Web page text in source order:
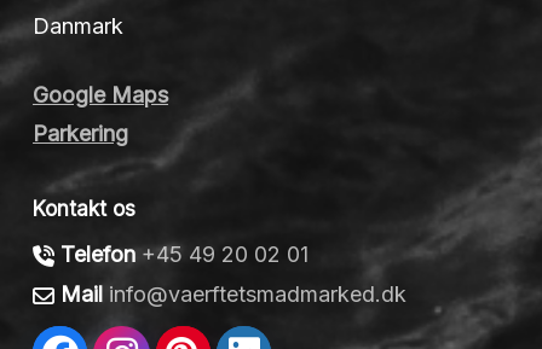
Danmark
Google Maps
Parkering
Kontakt os
Telefon +45 49 20 02 01
Mail info@vaerftetsmadmarked.dk